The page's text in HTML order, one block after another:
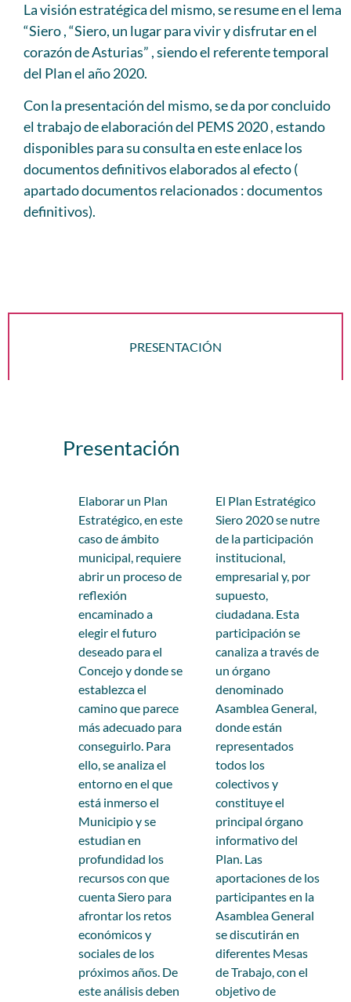
La visión estratégica del mismo, se resume en el lema
“Siero , “Siero, un lugar para vivir y disfrutar en el
corazón de Asturias” , siendo el referente temporal
del Plan el año 2020.
Con la presentación del mismo, se da por concluido
el trabajo de elaboración del PEMS 2020 , estando
disponibles para su consulta en este enlace los
documentos definitivos elaborados al efecto (
apartado documentos relacionados : documentos
definitivos).
PRESENTACIÓN
Presentación
Elaborar un Plan
Estratégico, en este
caso de ámbito
municipal, requiere
abrir un proceso de
reflexión
encaminado a
elegir el futuro
deseado para el
Concejo y donde se
establezca el
camino que parece
más adecuado para
conseguirlo. Para
ello, se analiza el
entorno en el que
está inmerso el
Municipio y se
estudian en
profundidad los
recursos con que
cuenta Siero para
afrontar los retos
económicos y
sociales de los
próximos años. De
este análisis deben
El Plan Estratégico
Siero 2020 se nutre
de la participación
institucional,
empresarial y, por
supuesto,
ciudadana. Esta
participación se
canaliza a través de
un órgano
denominado
Asamblea General,
donde están
representados
todos los
colectivos y
constituye el
principal órgano
informativo del
Plan. Las
aportaciones de los
participantes en la
Asamblea General
se discutirán en
diferentes Mesas
de Trabajo, con el
objetivo de